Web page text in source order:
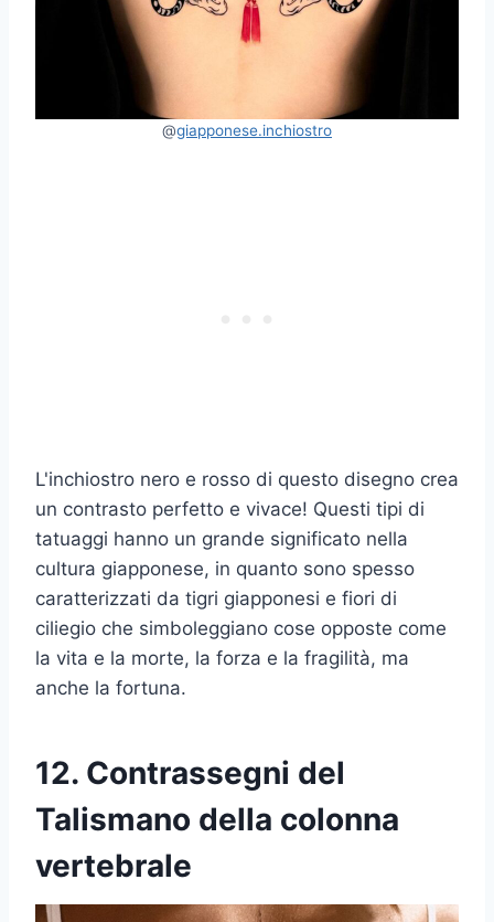
@giapponese.inchiostro
L'inchiostro nero e rosso di questo disegno crea
un contrasto perfetto e vivace! Questi tipi di
tatuaggi hanno un grande significato nella
cultura giapponese, in quanto sono spesso
caratterizzati da tigri giapponesi e fiori di
ciliegio che simboleggiano cose opposte come
la vita e la morte, la forza e la fragilità, ma
anche la fortuna.
12. Contrassegni del
Talismano della colonna
vertebrale